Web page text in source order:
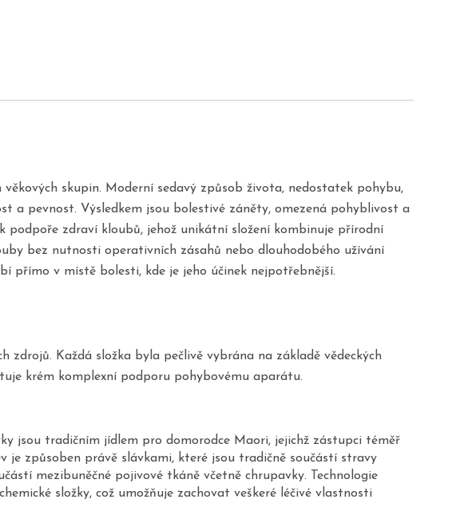
skupin. Moderní sedavý způsob života, nedostatek pohybu,
a pevnost. Výsledkem jsou bolestivé záněty, omezená pohyblivost a
zdraví kloubů, jehož unikátní složení kombinuje přírodní
bez nutnosti operativních zásahů nebo dlouhodobého užívání
přímo v místě bolesti, kde je jeho účinek nejpotřebnější.
Každá složka byla pečlivě vybrána na základě vědeckých
krém komplexní podporu pohybovému aparátu.
jsou tradičním jídlem pro domorodce Maori, jejichž zástupci téměř
způsoben právě slávkami, které jsou tradičně součástí stravy
mezibuněčné pojivové tkáně včetně chrupavky. Technologie
složky, což umožňuje zachovat veškeré léčivé vlastnosti